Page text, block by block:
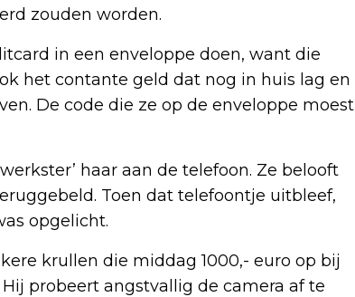
zouden worden.
in een enveloppe doen, want die
het contante geld dat nog in huis lag en
De code die ze op de enveloppe moest
haar aan de telefoon. Ze belooft
Toen dat telefoontje uitbleef,
opgelicht.
krullen die middag 1000,- euro op bij
probeert angstvallig de camera af te